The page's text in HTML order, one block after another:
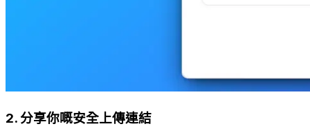
2.分享你嘅安全上傳連結